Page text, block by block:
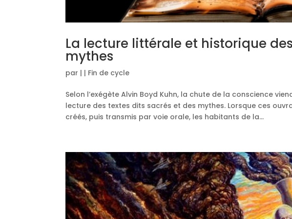
La lecture littérale et historique
mythes
par | | Fin de cycle
Selon l’exégète Alvin Boyd Kuhn, la chute de la conscience
lecture des textes dits sacrés et des mythes. Lorsque ces
créés, puis transmis par voie orale, les habitants de la...